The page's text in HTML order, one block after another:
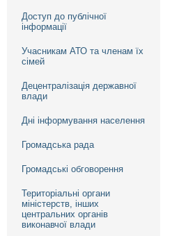
Доступ до публічної
інформації
Учасникам АТО та членам їх
сімей
Децентралізація державної
влади
Дні інформування населення
Громадська рада
Громадські обговорення
Територіальні органи
міністерств, інших
центральних органів
виконавчої влади